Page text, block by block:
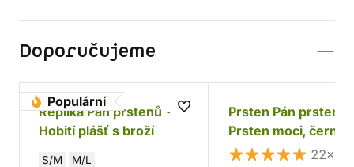
Doporučujeme
Populární
Replika Pán prstenů -
Hobití plášť s broží
S/M M/L
Prsten Pán prstenů
Prsten moci, černý
(nerez)
22×